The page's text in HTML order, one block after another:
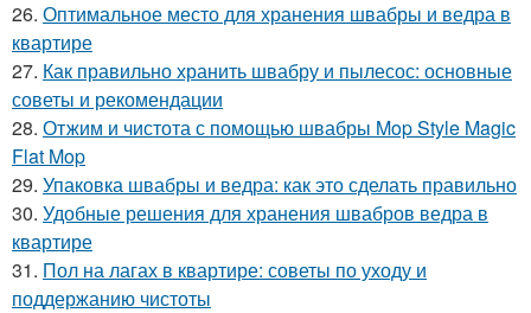
26. Оптимальное место для хранения швабры и ведра в
квартире
27. Как правильно хранить швабру и пылесос: основные
советы и рекомендации
28. Отжим и чистота с помощью швабры Mop Style Magic
Flat Mop
29. Упаковка швабры и ведра: как это сделать правильно
30. Удобные решения для хранения швабров ведра в
квартире
31. Пол на лагах в квартире: советы по уходу и
поддержанию чистоты